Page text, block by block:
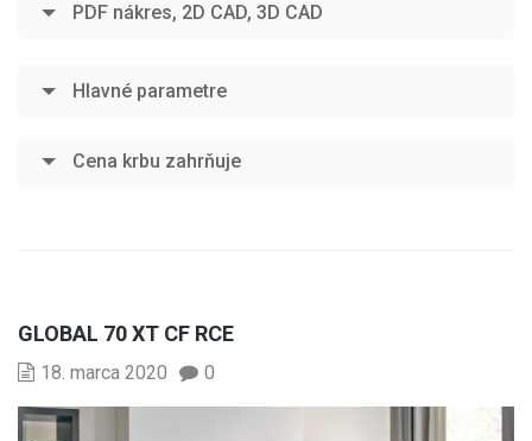
PDF nákres, 2D CAD, 3D CAD
Hlavné parametre
Cena krbu zahrňuje
GLOBAL 70 XT CF RCE
18. marca 2020 0